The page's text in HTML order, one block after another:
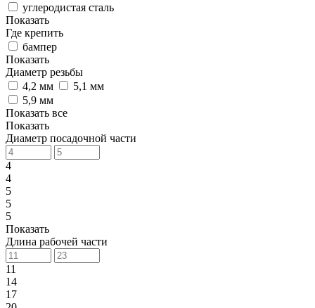
углеродистая сталь
Показать
Где крепить
бампер
Показать
Диаметр резьбы
4,2 мм
5,1 мм
5,9 мм
Показать все
Показать
Диаметр посадочной части
4
4
5
5
5
Показать
Длина рабочей части
11
14
17